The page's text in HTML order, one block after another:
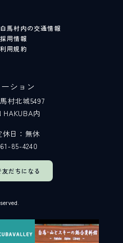
白馬村内の交通情報
採用情報
利用規約
友だちになる
ション
村北城5497
内
休日：無休
85-4240